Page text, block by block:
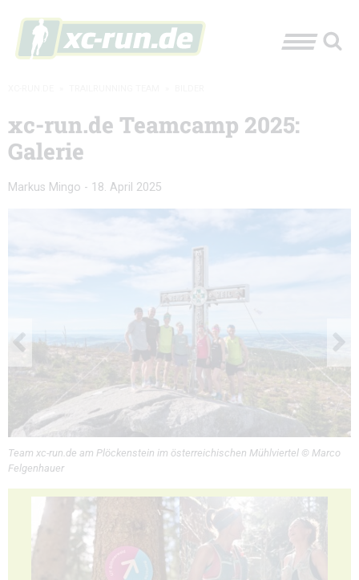
xc-run.de Teamcamp 2025:
Galerie
Markus Mingo - 18. April 2025
Team xc-run.de am Plöckenstein im österreichischen Mühlviertel © Marco
Felgenhauer